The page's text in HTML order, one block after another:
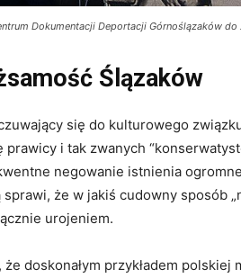
Dokumentacji Deportacji Górnoślązaków do
Ślązaków
się do kulturowego
prawicy i tak zwanych
negowanie istnienia
że w jakiś cudowny sposób
urojeniem.
doskonałym przykładem polskiej
– trzaskanie
Przedweselny zwyczaj
Śląsku
Tudzierz - 16 września 2017